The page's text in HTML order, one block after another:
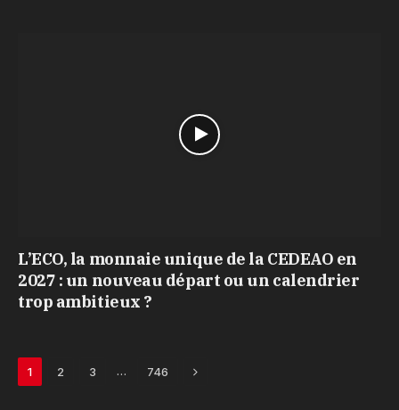
L’ECO, la monnaie unique de la CEDEAO en
2027 : un nouveau départ ou un calendrier
trop ambitieux ?
1 2 3 … 746 Next